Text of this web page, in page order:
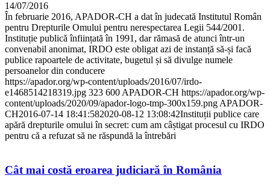
14/07/2016
În februarie 2016, APADOR-CH a dat în judecată Institutul Român
pentru Drepturile Omului pentru nerespectarea Legii 544/2001.
Instituție publică înființată în 1991, dar rămasă de atunci într-un
convenabil anonimat, IRDO este obligat azi de instanță să-și facă
publice rapoartele de activitate, bugetul și să divulge numele
persoanelor din conducere
https://apador.org/wp-content/uploads/2016/07/irdo-
e1468514218319.jpg 323 600APADOR-CH https://apador.org/wp-
content/uploads/2020/09/apador-logo-tmp-300x159.pngAPADOR-
CH2016-07-14 18:41:582020-08-12 13:08:42Instituții publice care
apără drepturile omului în secret: cum am câștigat procesul cu IRDO
pentru că a refuzat să ne răspundă la întrebări
Cât mai costă eroarea judiciară în România